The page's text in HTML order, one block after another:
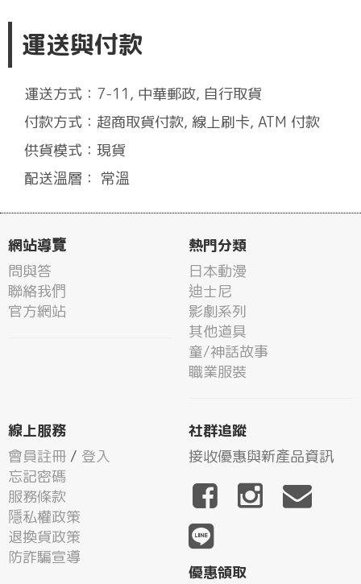
運送與付款
運送方式：7-11, 中華郵政, 自行取貨
付款方式：超商取貨付款, 線上刷卡, ATM 付款
供貨模式：現貨
配送溫層： 常溫
網站導覽
問與答
聯絡我們
官方網站
熱門分類
日本動漫
迪士尼
影劇系列
其他道具
童/神話故事
職業服裝
線上服務
會員註冊 / 登入
忘記密碼
服務條款
隱私權政策
退換貨政策
防詐騙宣導
社群追蹤
接收優惠與新產品資訊
優惠領取